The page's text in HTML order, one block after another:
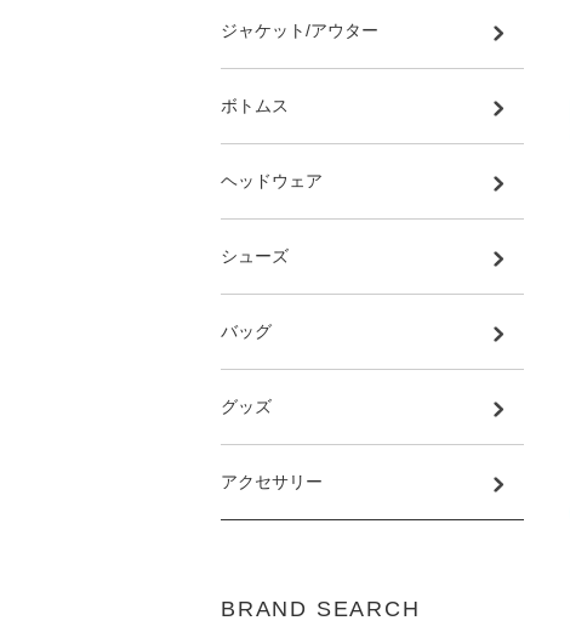
ジャケット/アウター
ボトムス
ヘッドウェア
シューズ
バッグ
グッズ
アクセサリー
BRAND SEARCH